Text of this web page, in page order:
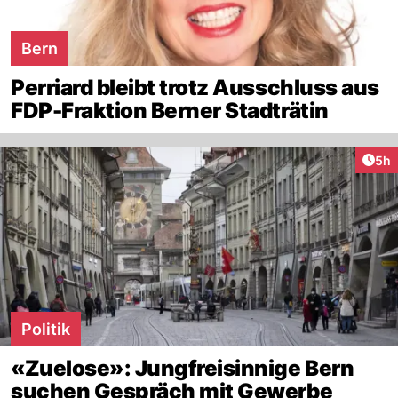
Bern
Perriard bleibt trotz Ausschluss aus
FDP-Fraktion Berner Stadträtin
5h
Politik
«Zuelose»: Jungfreisinnige Bern
suchen Gespräch mit Gewerbe